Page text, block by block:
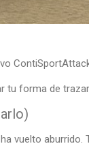
forma de trazar.
vuelto aburrido.